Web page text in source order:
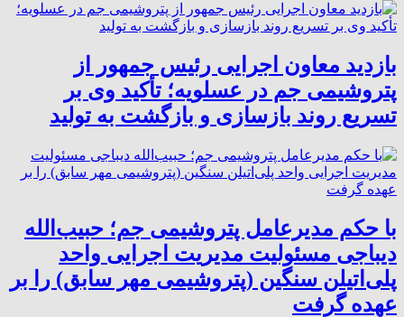
بازدید معاون اجرایی رئیس جمهور از
پتروشیمی جم در عسلویه؛ تأکید وی بر
تسریع روند بازسازی و بازگشت به تولید
با حکم مدیرعامل پتروشیمی جم؛ حبیب‌الله
دیباجی مسئولیت مدیریت اجرایی واحد
پلی‌اتیلن سنگین (پتروشیمی مهر سابق) را بر
عهده گرفت